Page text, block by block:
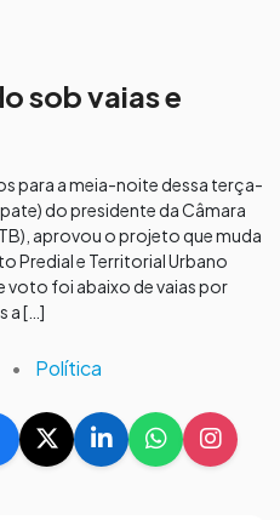
sob vaias e
para a meia-noite dessa terça-
do presidente da Câmara
aprovou o projeto que muda
Predial e Territorial Urbano
voto foi abaixo de vaias por
a […]
• Política